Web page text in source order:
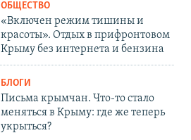
ОБЩЕСТВО
«Включен режим тишины и
красоты». Отдых в прифронтовом
Крыму без интернета и бензина
БЛОГИ
Письма крымчан. Что-то стало
меняться в Крыму: где же теперь
укрыться?